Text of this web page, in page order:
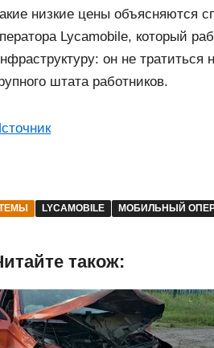
низкие цены объясняются
Lycamobile, который
он не
штата работников.
LYCAMOBILE МОБИЛЬНЫЙ
також: